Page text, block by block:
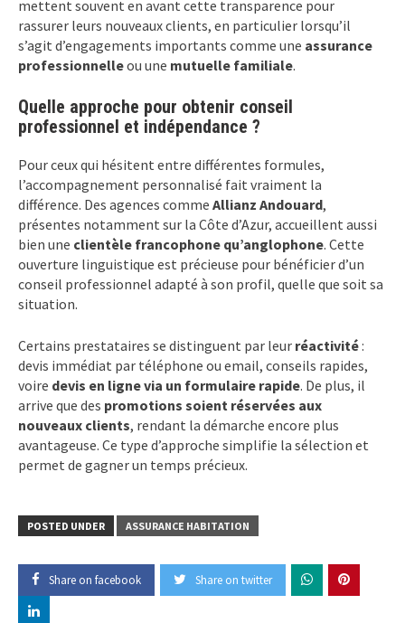
mettent souvent en avant cette transparence pour
rassurer leurs nouveaux clients, en particulier lorsqu’il
s’agit d’engagements importants comme une assurance
professionnelleou une mutuelle familiale.
Quelle approche pour obtenir conseil
professionnel et indépendance ?
Pour ceux qui hésitent entre différentes formules,
l’accompagnement personnalisé fait vraiment la
différence. Des agences comme Allianz Andouard,
présentes notamment sur la Côte d’Azur, accueillent aussi
bien une clientèle francophone qu’anglophone. Cette
ouverture linguistique est précieuse pour bénéficier d’un
conseil professionnel adapté à son profil, quelle que soit sa
situation.
Certains prestataires se distinguent par leur réactivité:
devis immédiat par téléphone ou email, conseils rapides,
voire devis en ligne via un formulaire rapide. De plus, il
arrive que des promotions soient réservées aux
nouveaux clients, rendant la démarche encore plus
avantageuse. Ce type d’approche simplifie la sélection et
permet de gagner un temps précieux.
POSTED UNDER ASSURANCE HABITATION
Share on facebook Share on twitter